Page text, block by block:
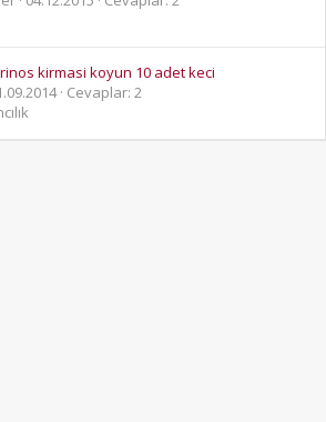
kirmasi koyun 10 adet keci
Cevaplar: 2